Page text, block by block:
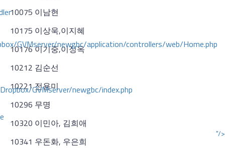
GVMserver/newgbc/application/controllers/web/Home.php
GVMserver/newgbc/index.php
"/>
10075 이남현
10175 이상욱,이지혜
10176 이기중,이정옥
10212 김순선
10221 전용미
10296 무명
10320 이민아, 김희애
10341 우돈화, 우은희